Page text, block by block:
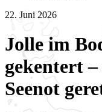
22. Juni 2026
Jolle im
gekentert –
Seenot